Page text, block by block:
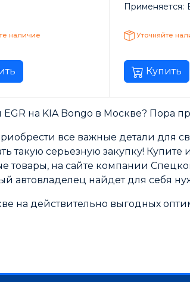
наличие
Применяется:
Уточняйте
Купить
на KIA Bongo в Москве? Пора
все важные детали для
такую серьезную закупку!
товары, на сайте компании
автовладелец найдет для себя
на действительно выгодных